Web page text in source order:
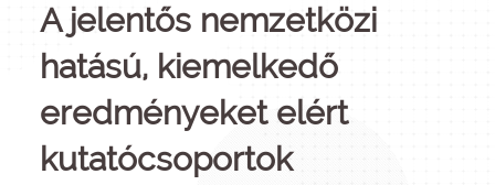
A jelentős nemzetközi
hatású, kiemelkedő
eredményeket elért
kutatócsoportok